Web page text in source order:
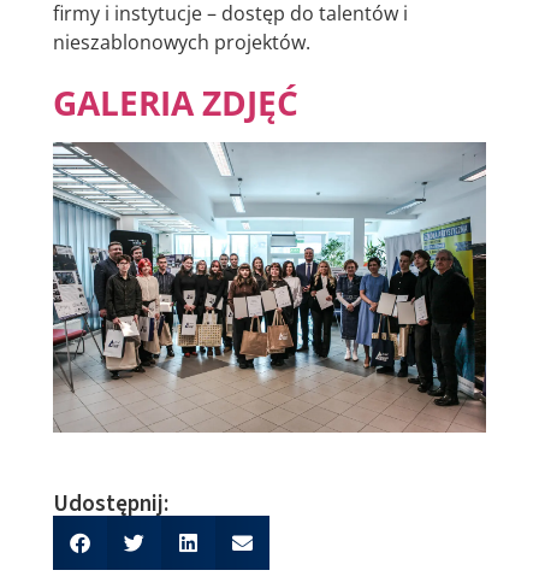
firmy i instytucje – dostęp do talentów i
nieszablonowych projektów.
GALERIA ZDJĘĆ
Udostępnij: